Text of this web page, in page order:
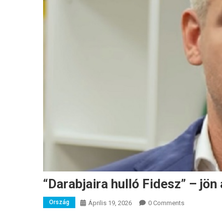
“Darabjaira hulló Fidesz” –
Ország Április 19, 2026 0 Comments